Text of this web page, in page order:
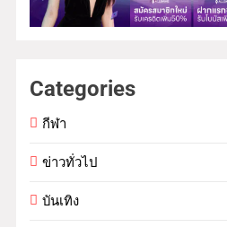
Categories
กีฬา
ข่าวทั่วไป
บันเทิง